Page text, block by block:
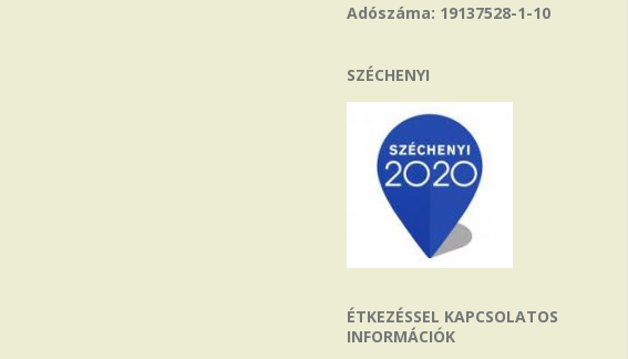
Adószáma: 19137528-1-10
SZÉCHENYI
ÉTKEZÉSSEL KAPCSOLATOS
INFORMÁCIÓK